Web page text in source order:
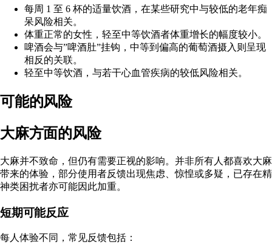
每周 1 至 6 杯的适量饮酒，在某些研究中与较低的老年痴
呆风险相关。
体重正常的女性，轻至中等饮酒者体重增长的幅度较小。
啤酒会与”啤酒肚”挂钩，中等到偏高的葡萄酒摄入则呈现
相反的关联。
轻至中等饮酒，与若干心血管疾病的较低风险相关。
可能的风险
大麻方面的风险
大麻并不致命，但仍有需要正视的影响。并非所有人都喜欢大麻
带来的体验 ，部分使用者反馈出现焦虑、惊惶或多疑，已存在精
神类困扰者亦可能因此加重。
短期可能反应
每人体验不同，常见反馈包括：